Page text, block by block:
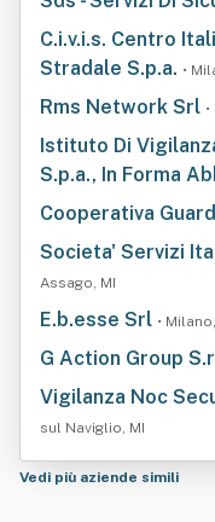
C.i.v.i.s. Centro
Stradale S.p.a. •
Rms Network Srl
Istituto Di
S.p.a., In Forma
Cooperativa
Societa' Servizi
Assago, MI
E.b.esse Srl •
G Action Group
Vigilanza Noc
sul Naviglio, MI
Vedi più aziende simili